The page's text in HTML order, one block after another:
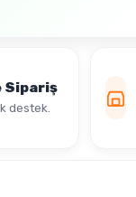
Sipariş
destek.